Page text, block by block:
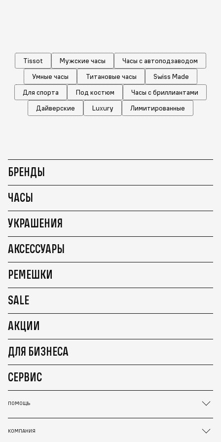
Tissot Мужские часы
Часы с автоподзаводом
Умные часы
Титановые часы
Swiss Made
Для спорта
Под костюм
Часы с бриллиантами
Дайверские
Luxury Лимитированные
БРЕНДЫ
ЧАСЫ
УКРАШЕНИЯ
АКСЕССУАРЫ
РЕМЕШКИ
SALE
АКЦИИ
ДЛЯ БИЗНЕСА
СЕРВИС
ПОМОЩЬ
КОМПАНИЯ